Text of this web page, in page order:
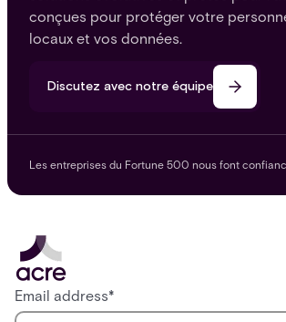
conçues pour protéger votre
locaux et vos données.
Discutez avec notre équipe
Les entreprises du Fortune 500 nous font
Email address*